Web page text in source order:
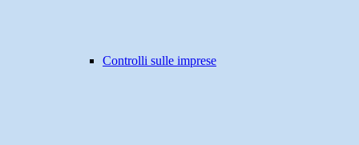
Controlli sulle imprese